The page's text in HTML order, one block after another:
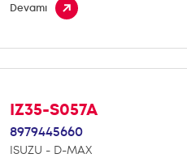
Devamı
IZ35-S057A
8979445660
ISUZU - D-MAX